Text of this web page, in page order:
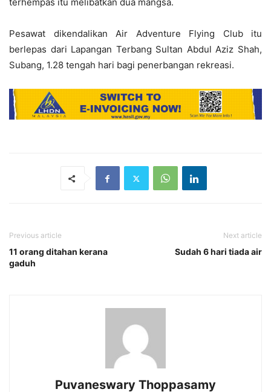
Pesawat dikendalikan Air Adventure Flying Club itu
berlepas dari Lapangan Terbang Sultan Abdul Aziz Shah,
Subang, 1.28 tengah hari bagi penerbangan rekreasi.
Previous article
11 orang ditahan kerana
gaduh
Next article
Sudah 6 hari tiada air
Puvaneswary Thoppasamy